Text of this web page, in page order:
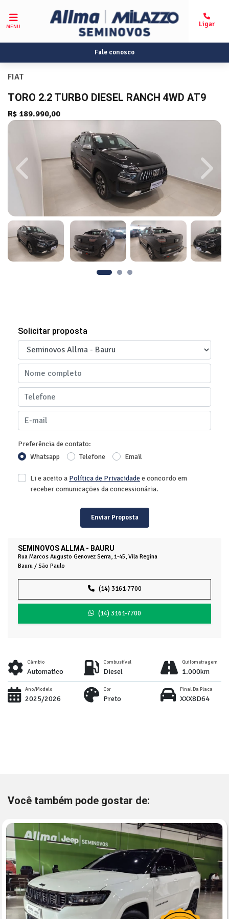
MENU
Fale conosco
FIAT
TORO 2.2 TURBO DIESEL RANCH 4WD AT9
R$ 189.990,00
Previous Next
SEMINOVOS ALLMA - BAURU
Rua Marcos Augusto Genovez Serra, 1-45, Vila Regina
Bauru / São Paulo
(14) 3161-7700
(14) 3161-7700
Solicitar proposta
Preferência de contato:
Whatsapp
Telefone Email
Li e aceito a Política de Privacidadee concordo em
receber comunicações da concessionária.
Enviar Proposta
Câmbio
Automatico
Combustível
Diesel
Quilometragem
1.000km
Ano/Modelo
2025/2026
Cor
Preto
Final Da Placa
XXX8D64
Você também pode gostar de: